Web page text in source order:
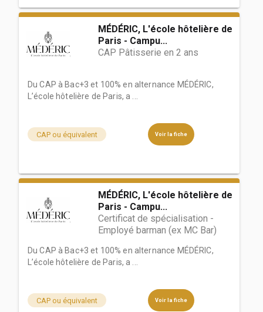
MÉDÉRIC, L'école hôtelière de
Paris - Campu...
CAP Pâtisserie en 2 ans
Du CAP à Bac+3 et 100% en alternance MÉDÉRIC,
L’école hôtelière de Paris, a ...
CAP ou équivalent Voir la fiche
MÉDÉRIC, L'école hôtelière de
Paris - Campu...
Certificat de spécialisation -
Employé barman (ex MC Bar)
Du CAP à Bac+3 et 100% en alternance MÉDÉRIC,
L’école hôtelière de Paris, a ...
CAP ou équivalent Voir la fiche